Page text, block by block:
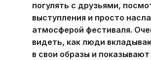
погулять с друзьями,
выступления и просто
атмосферой фестиваля.
видеть, как люди
в свои образы и показывают